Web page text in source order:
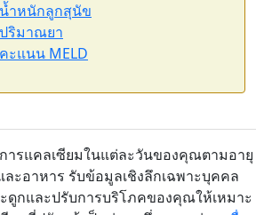
ำหนักลูกสุนัข
ริมาณยา
ะแนน MELD
ารแคลเซียมในแต่ละวันของคุณตามอายุ
ะอาหาร รับข้อมูลเชิงลึกเฉพาะบุคคล
ดูกและปรับการบริโภคของคุณให้เหมาะ